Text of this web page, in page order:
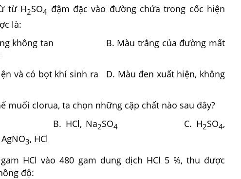
từ H2SO4 đậm đặc vào đường chứa trong cốc hiện
là:
không tan B. Màu trắng của đường mất
sủi bọt
và có bọt khí sinh ra D. Màu đen xuất hiện, không
muối clorua, ta chọn những cặp chất nào sau đây?
B. HCl, Na2SO4 C. H2SO4,
3, HCl
HCl vào 480 gam dung dịch HCl 5 %, thu được
độ: